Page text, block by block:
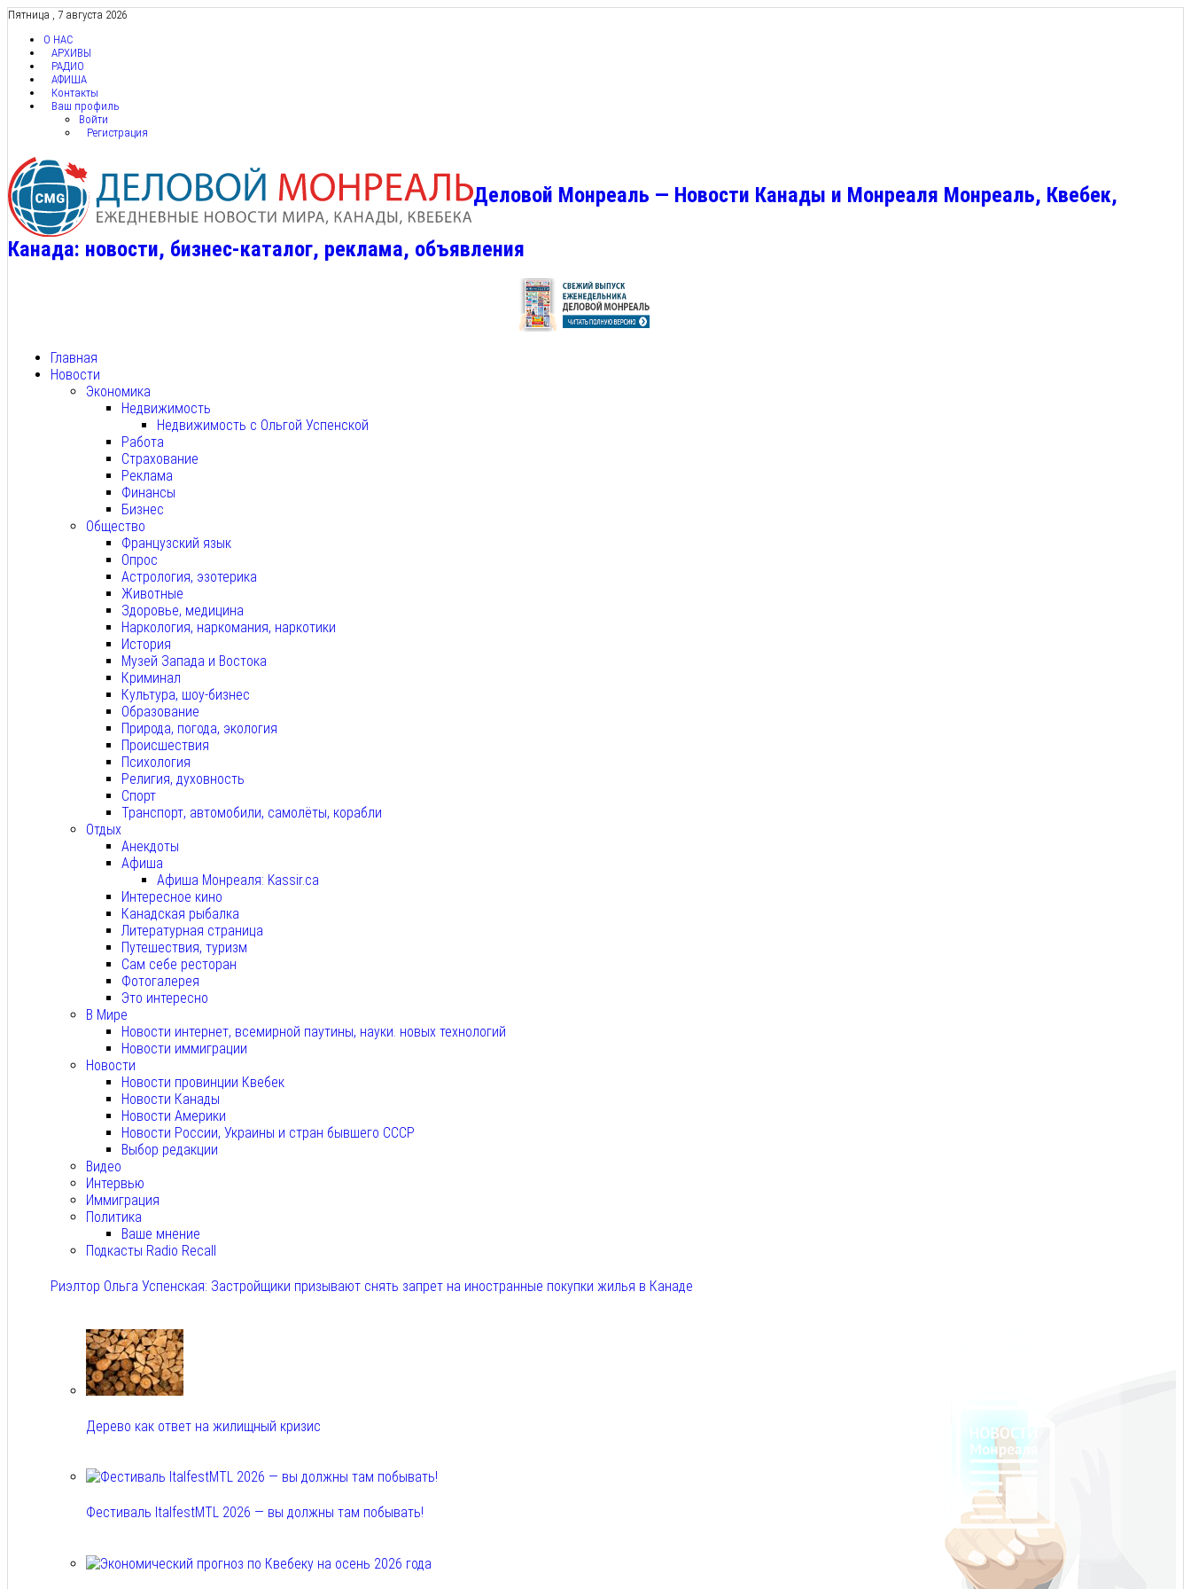
Пятница , 7 августа 2026
О НАС
АРХИВЫ
РАДИО
АФИША
Контакты
Ваш профиль
Войти
Регистрация
Деловой Монреаль — Новости Канады и Монреаля Монреаль, Квебек,
Канада: новости, бизнес-каталог, реклама, объявления
Главная
Новости
Экономика
Недвижимость
Недвижимость с Ольгой Успенской
Работа
Страхование
Реклама
Финансы
Бизнес
Общество
Французский язык
Опрос
Астрология, эзотерика
Животные
Здоровье, медицина
Наркология, наркомания, наркотики
История
Музей Запада и Востока
Криминал
Культура, шоу-бизнес
Образование
Природа, погода, экология
Происшествия
Психология
Религия, духовность
Спорт
Транспорт, автомобили, самолёты, корабли
Отдых
Анекдоты
Афиша
Афиша Монреаля: Kassir.ca
Интересное кино
Канадская рыбалка
Литературная страница
Путешествия, туризм
Сам себе ресторан
Фотогалерея
Это интересно
В Мире
Новости интернет, всемирной паутины, науки. новых технологий
Новости иммиграции
Новости
Новости провинции Квебек
Новости Канады
Новости Америки
Новости России, Украины и стран бывшего СССР
Выбор редакции
Видео
Интервью
Иммиграция
Политика
Ваше мнение
Подкасты Radio Recall
Риэлтор Ольга Успенская: Застройщики призывают снять запрет на иностранные покупки жилья в Канаде
Дерево как ответ на жилищный кризис
Фестиваль ItalfestMTL 2026 — вы должны там побывать!